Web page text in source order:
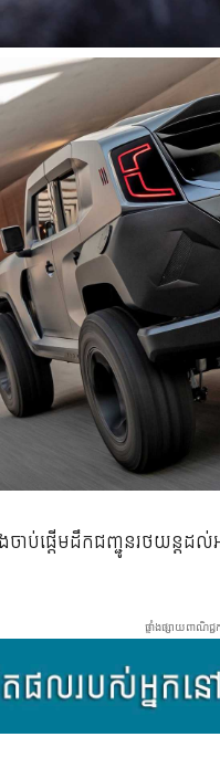
ចាប់​ផ្ដើម​ដឹក​ជញ្ជូន​រថយន្ត​ដ
ផ្ទាំងផ្សាយពាណិជ្ជ